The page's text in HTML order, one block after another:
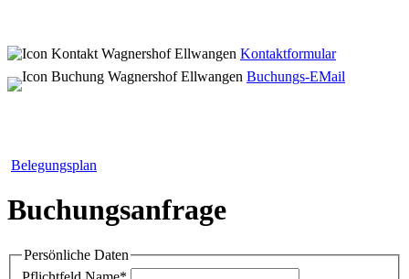
Kontaktformular
Buchungs-EMail
Belegungsplan
Buchungsanfrage
Persönliche Daten